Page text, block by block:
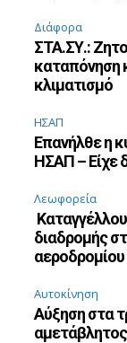
Διάφορα
ΣΤΑ.ΣΥ.:
καταπόνηση
κλιματισμό
ΗΣΑΠ
Επανήλθε η
ΗΣΑΠ – Είχε
Λεωφορεία
διαδρομής
αεροδρομίου
Αυτοκίνηση
Αύξηση στα